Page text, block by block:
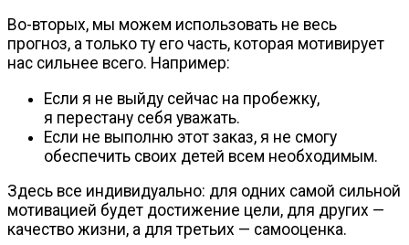
Во-вторых, мы можем использовать не весь
прогноз, а только ту его часть, которая мотивирует
нас сильнее всего. Например:
Если я не выйду сейчас на пробежку,
я перестану себя уважать.
Если не выполню этот заказ, я не смогу
обеспечить своих детей всем необходимым.
Здесь все индивидуально: для одних самой сильной
мотивацией будет достижение цели, для других —
качество жизни, а для третьих — самооценка.